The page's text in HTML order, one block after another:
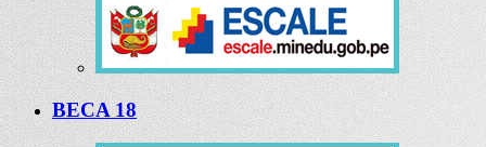
BECA 18